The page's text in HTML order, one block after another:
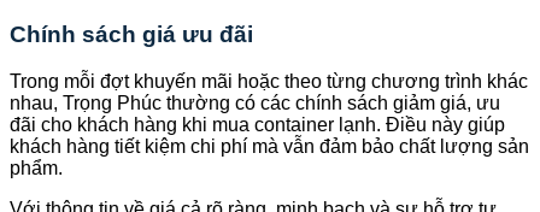
Chính sách giá ưu đãi
Trong mỗi đợt khuyến mãi hoặc theo từng chương trình khác
nhau, Trọng Phúc thường có các chính sách giảm giá, ưu
đãi cho khách hàng khi mua container lạnh. Điều này giúp
khách hàng tiết kiệm chi phí mà vẫn đảm bảo chất lượng sản
phẩm.